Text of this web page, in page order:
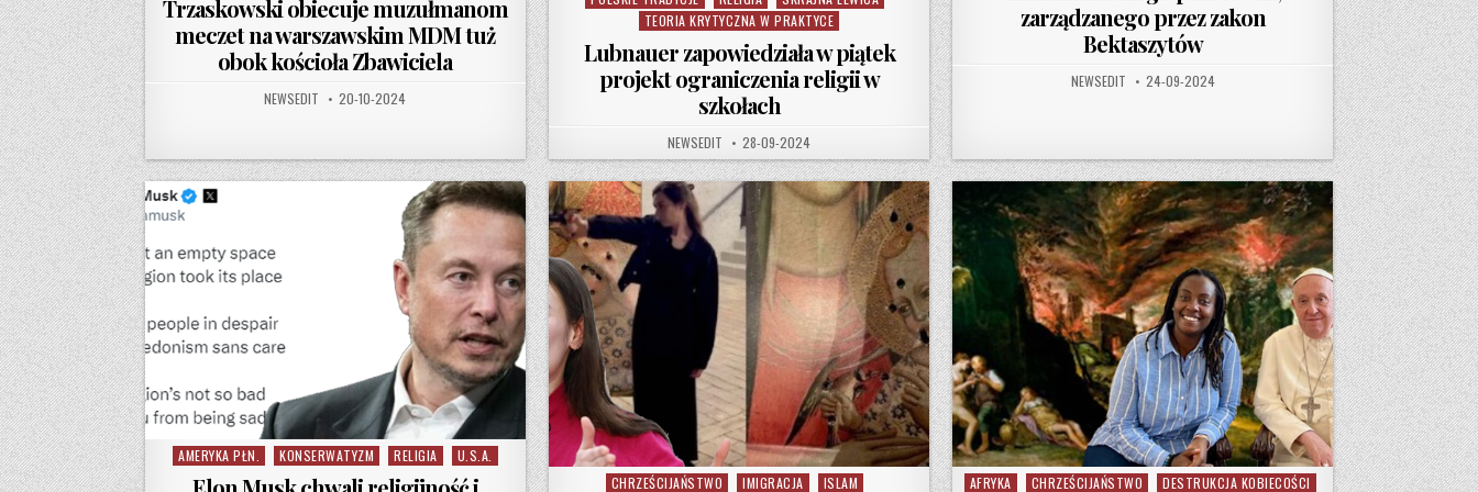
Trzaskowski obiecuje muzułmanom
meczet na warszawskim MDM tuż
obok kościoła Zbawiciela
AUTHOR:
NEWSEDIT PUBLISHED DATE:
20-10-2024
TEORIA KRYTYCZNA W PRAKTYCE
Lubnauer zapowiedziała w piątek
projekt ograniczenia religii w
szkołach
AUTHOR:
NEWSEDIT PUBLISHED DATE:
28-09-2024
zarządzanego przez zakon
Bektaszytów
AUTHOR:
NEWSEDIT PUBLISHED DATE:
24-09-2024
Posted in
AMERYKA PŁN. KONSERWATYZM RELIGIA U.S.A.
Posted in
CHRZEŚCIJAŃSTWO IMIGRACJA ISLAM Posted in
AFRYKA CHRZEŚCIJAŃSTWO DESTRUKCJA KOBIECOŚCI